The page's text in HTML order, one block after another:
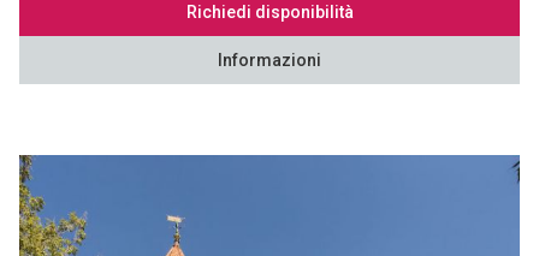
Richiedi disponibilità
Informazioni